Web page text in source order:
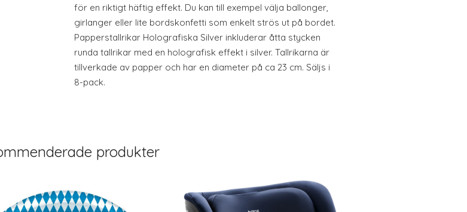
för en riktigt häftig effekt. Du kan till exempel välja ballonger,
girlanger eller lite bordskonfetti som enkelt strös ut på bordet.
Papperstallrikar Holografiska Silver inkluderar åtta stycken
runda tallrikar med en holografisk effekt i silver. Tallrikarna är
tillverkade av papper och har en diameter på ca 23 cm. Säljs i
8-pack.
produkter